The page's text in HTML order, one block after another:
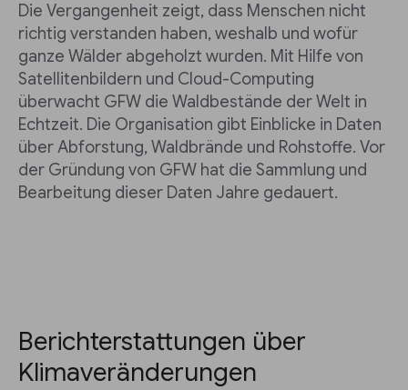
Die Vergangenheit zeigt, dass Menschen nicht
richtig verstanden haben, weshalb und wofür
ganze Wälder abgeholzt wurden. Mit Hilfe von
Satellitenbildern und Cloud-Computing
überwacht GFW die Waldbestände der Welt in
Echtzeit. Die Organisation gibt Einblicke in Daten
über Abforstung, Waldbrände und Rohstoffe. Vor
der Gründung von GFW hat die Sammlung und
Bearbeitung dieser Daten Jahre gedauert.
Berichterstattungen über
Klimaveränderungen